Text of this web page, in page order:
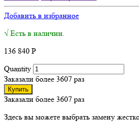
Добавить в избранное
√ Есть в наличии.
136 840 Р
Quantity
Заказали более 3607 раз
Купить
Заказали более 3607 раз
Здесь вы можете выбрать замену